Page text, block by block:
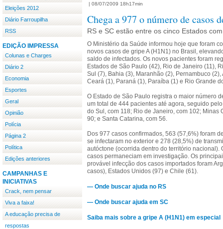
Eleições 2012
Diário Farroupilha
RSS
EDIÇÃO IMPRESSA
Colunas e Charges
Diário 2
Economia
Esportes
Geral
Opinião
Polícia
Página 2
Política
Edições anteriores
CAMPANHAS E
INICIATIVAS
Crack, nem pensar
Viva a faixa!
A educação precisa de
respostas
| 08/07/2009 18h17min
Chega a 977 o número de casos
RS e SC estão entre os cinco Estados
O Ministério da Saúde informou hoje que foram
novos casos de gripe A (H1N1) no Brasil,
saldo de infectados. Os novos pacientes foram
Estados de São Paulo (42), Rio de Janeiro (11),
Sul (7), Bahia (3), Maranhão (2), Pernambuco (2),
Ceará (1), Paraná (1), Paraíba (1) e Rio Grande
O Estado de São Paulo registra o maior número
um total de 444 pacientes até agora, seguido
do Sul, com 118; Rio de Janeiro, com 102; Minas
90; e Santa Catarina, com 56.
Dos 977 casos confirmados, 563 (57,6%) foram
se infectaram no exterior e 278 (28,5%) de
autóctone (ocorrida dentro do território nacional).
casos permaneciam em investigação. Os
provável infecção dos casos importados foram
casos), Estados Unidos (97) e Chile (61).
— Onde buscar ajuda no RS
— Onde buscar ajuda em SC
Saiba mais sobre a gripe A (H1N1) em especial